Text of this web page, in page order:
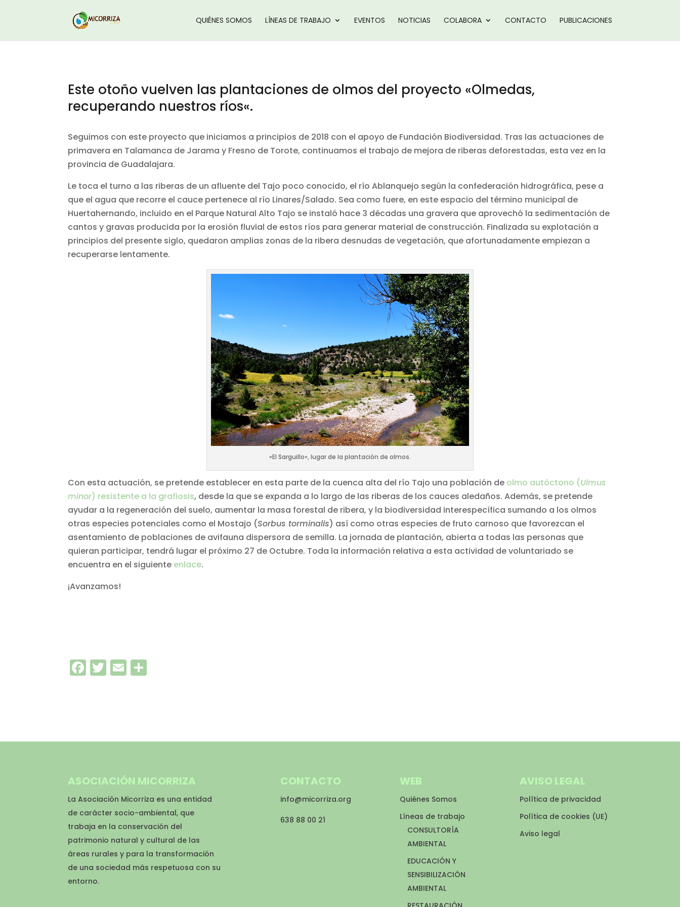
QUIÉNES SOMOS LÍNEAS DE TRABAJO EVENTOS NOTICIAS COLABORA CONTACTO PUBLICACIONES
Este otoño vuelven las plantaciones de olmos del proyecto «Olmedas,
recuperando nuestros ríos«.
Seguimos con este proyecto que iniciamos a principios de 2018 con el apoyo de Fundación Biodiversidad. Tras las actuaciones de
primavera en Talamanca de Jarama y Fresno de Torote, continuamos el trabajo de mejora de riberas deforestadas, esta vez en la
provincia de Guadalajara.
Le toca el turno a las riberas de un afluente del Tajo poco conocido, el río Ablanquejo según la confederación hidrográfica, pese a
que el agua que recorre el cauce pertenece al río Linares/Salado. Sea como fuere, en este espacio del término municipal de
Huertahernando, incluido en el Parque Natural Alto Tajo se instaló hace 3 décadas una gravera que aprovechó la sedimentación de
cantos y gravas producida por la erosión fluvial de estos ríos para generar material de construcción. Finalizada su explotación a
principios del presente siglo, quedaron amplias zonas de la ribera desnudas de vegetación, que afortunadamente empiezan a
recuperarse lentamente.
«El Sarguillo», lugar de la plantación de olmos.
Con esta actuación, se pretende establecer en esta parte de la cuenca alta del río Tajo una población de olmo autóctono (Ulmus
minor) resistente a la grafiosis, desde la que se expanda a lo largo de las riberas de los cauces aledaños. Además, se pretende
ayudar a la regeneración del suelo, aumentar la masa forestal de ribera, y la biodiversidad interespecífica sumando a los olmos
otras especies potenciales como el Mostajo (Sorbus torminalis) así como otras especies de fruto carnoso que favorezcan el
asentamiento de poblaciones de avifauna dispersora de semilla. La jornada de plantación, abierta a todas las personas que
quieran participar, tendrá lugar el próximo 27 de Octubre. Toda la información relativa a esta actividad de voluntariado se
encuentra en el siguiente enlace.
¡Avanzamos!
Facebook
Twitter
Email
ASOCIACIÓN MICORRIZA
La Asociación Micorriza es una entidad
de carácter socio-ambiental, que
trabaja en la conservación del
patrimonio natural y cultural de las
áreas rurales y para la transformación
de una sociedad más respetuosa con su
entorno.
CONTACTO
info@micorriza.org
638 88 00 21
WEB
Quiénes Somos
Líneas de trabajo
CONSULTORÍA
AMBIENTAL
EDUCACIÓN Y
SENSIBILIZACIÓN
AMBIENTAL
AVISO LEGAL
Política de privacidad
Política de cookies (UE)
Aviso legal